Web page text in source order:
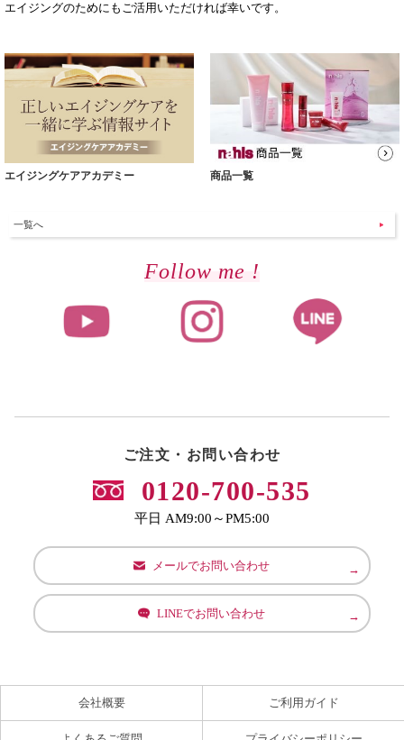
エイジングのためにもご活用いただければ幸いです。
エイジングケアアカデミー 商品一覧
一覧へ
Follow me !
ご注文・お問い合わせ
0120-700-535
平日 AM9:00～PM5:00
メールでお問い合わせ
LINEでお問い合わせ
会社概要 ご利用ガイド